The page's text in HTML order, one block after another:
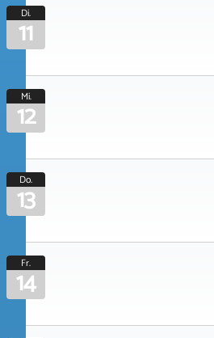
Di.
11
Mi.
12
Do.
13
Fr.
14